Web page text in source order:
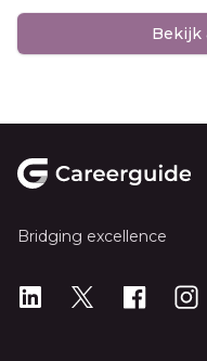
Bekijk
Bridging excellence
LinkedIn
X